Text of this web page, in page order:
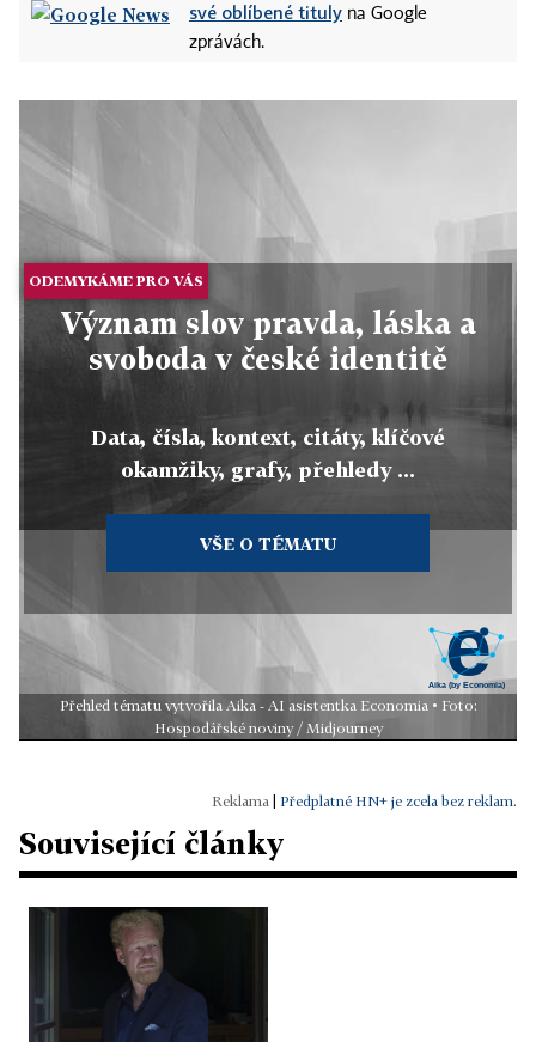
své oblíbené tituly na Google
zprávách.
ODEMYKÁME PRO VÁS
Význam slov pravda, láska a
svoboda v české identitě
Data, čísla, kontext, citáty, klíčové
okamžiky, grafy, přehledy ...
VŠE O TÉMATU
Přehled tématu vytvořila Aika - AI asistentka Economia • Foto:
Hospodářské noviny / Midjourney
Předplatné HN+ je zcela bez reklam.
Související články